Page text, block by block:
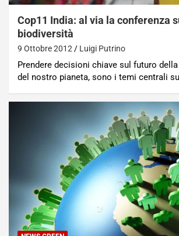
Cop11 India: al via la conferenza
biodiversità
9 Ottobre 2012 Luigi Putrino
Prendere decisioni chiave sul futuro
del nostro pianeta, sono i temi centrali